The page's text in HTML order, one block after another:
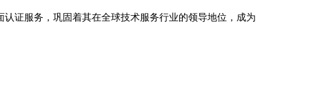
证服务，巩固着其在全球技术服务行业的领导地位，成为